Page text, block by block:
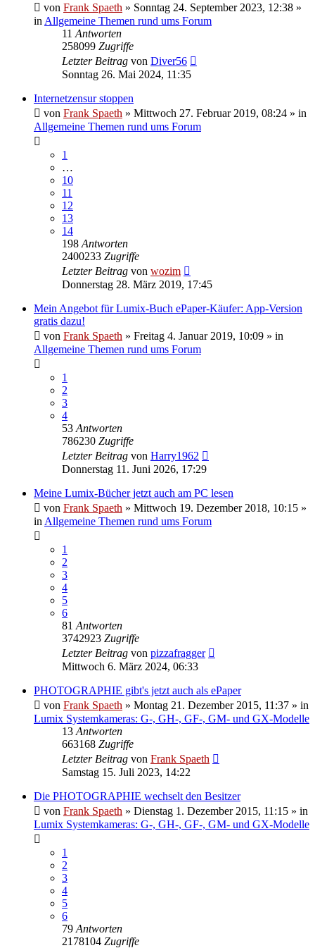
von Frank Spaeth » Sonntag 24. September 2023, 12:38 »
in Allgemeine Themen rund ums Forum
11 Antworten
258099 Zugriffe
Letzter Beitrag von Diver56
Sonntag 26. Mai 2024, 11:35
Internetzensur stoppen
von Frank Spaeth » Mittwoch 27. Februar 2019, 08:24 » in
Allgemeine Themen rund ums Forum
1
…
10
11
12
13
14
198 Antworten
2400233 Zugriffe
Letzter Beitrag von wozim
Donnerstag 28. März 2019, 17:45
Mein Angebot für Lumix-Buch ePaper-Käufer: App-Version
gratis dazu!
von Frank Spaeth » Freitag 4. Januar 2019, 10:09 » in
Allgemeine Themen rund ums Forum
1
2
3
4
53 Antworten
786230 Zugriffe
Letzter Beitrag von Harry1962
Donnerstag 11. Juni 2026, 17:29
Meine Lumix-Bücher jetzt auch am PC lesen
von Frank Spaeth » Mittwoch 19. Dezember 2018, 10:15 »
in Allgemeine Themen rund ums Forum
1
2
3
4
5
6
81 Antworten
3742923 Zugriffe
Letzter Beitrag von pizzafragger
Mittwoch 6. März 2024, 06:33
PHOTOGRAPHIE gibt's jetzt auch als ePaper
von Frank Spaeth » Montag 21. Dezember 2015, 11:37 » in
Lumix Systemkameras: G-, GH-, GF-, GM- und GX-Modelle
13 Antworten
663168 Zugriffe
Letzter Beitrag von Frank Spaeth
Samstag 15. Juli 2023, 14:22
Die PHOTOGRAPHIE wechselt den Besitzer
von Frank Spaeth » Dienstag 1. Dezember 2015, 11:15 » in
Lumix Systemkameras: G-, GH-, GF-, GM- und GX-Modelle
1
2
3
4
5
6
79 Antworten
2178104 Zugriffe